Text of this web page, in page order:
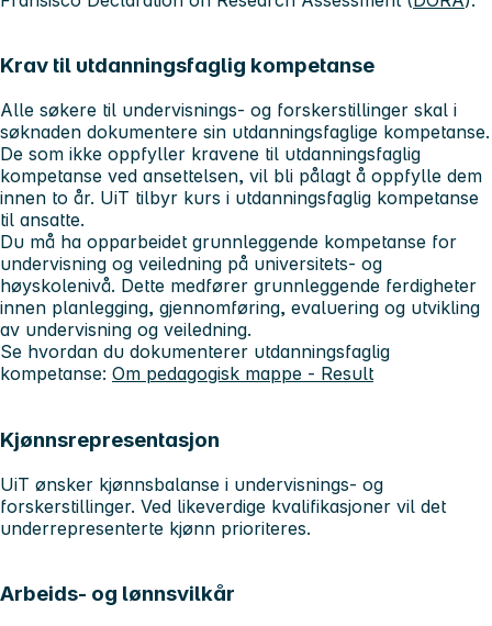
Krav til utdanningsfaglig kompetanse
Alle søkere til undervisnings- og forskerstillinger skal i
søknaden dokumentere sin utdanningsfaglige kompetanse.
De som ikke oppfyller kravene til utdanningsfaglig
kompetanse ved ansettelsen, vil bli pålagt å oppfylle dem
innen to år. UiT tilbyr kurs i utdanningsfaglig kompetanse
til ansatte.
Du må ha opparbeidet grunnleggende kompetanse for
undervisning og veiledning på universitets- og
høyskolenivå. Dette medfører grunnleggende ferdigheter
innen planlegging, gjennomføring, evaluering og utvikling
av undervisning og veiledning.
Se hvordan du dokumenterer utdanningsfaglig
kompetanse: Om pedagogisk mappe - Result
Kjønnsrepresentasjon
UiT ønsker kjønnsbalanse i undervisnings- og
forskerstillinger. Ved likeverdige kvalifikasjoner vil det
underrepresenterte kjønn prioriteres.
Arbeids- og lønnsvilkår